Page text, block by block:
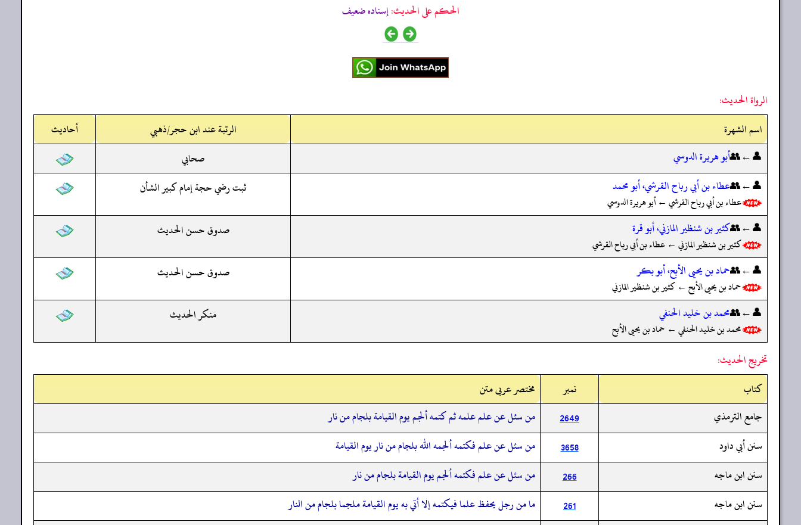
الحكم على الحديث:إسناده ضعيف
الرواة الحديث:
اسم الشهرة
الرتبة عند ابن حجر/ذهبي
أحاديث
👤←👥أبو هريرة الدوسي
صحابي
👤←👥عطاء بن أبي رباح القرشي، أبو محمد
عطاء بن أبي رباح القرشي ← أبو هريرة الدوسي
ثبت رضي حجة إمام كبير الشأن
👤←👥كثير بن شنظير المازني، أبو قرة
كثير بن شنظير المازني ← عطاء بن أبي رباح القرشي
صدوق حسن الحديث
👤←👥حماد بن يحيى الأبح، أبو بكر
حماد بن يحيى الأبح ← كثير بن شنظير المازني
صدوق حسن الحديث
👤←👥محمد بن خليد الحنفي
محمد بن خليد الحنفي ← حماد بن يحيى الأبح
منكر الحديث
تخريج الحديث:
کتاب
نمبر
مختصر عربی متن
جامع الترمذي
2649
من سئل عن علم علمه ثم كتمه ألجم يوم القيامة بلجام من نار
سنن أبي داود
3658
من سئل عن علم فكتمه ألجمه الله بلجام من نار يوم القيامة
سنن ابن ماجه
266
من سئل عن علم فكتمه ألجم يوم القيامة بلجام من نار
سنن ابن ماجه
261
ما من رجل يحفظ علما فيكتمه إلا أتي به يوم القيامة ملجما بلجام من النار